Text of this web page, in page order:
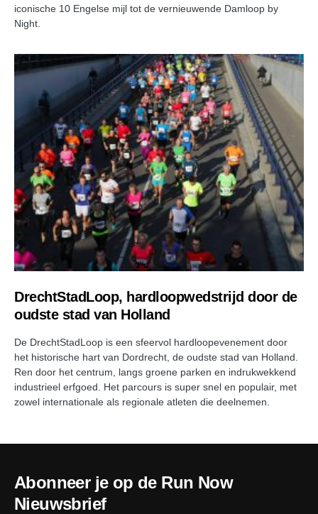
iconische 10 Engelse mijl tot de vernieuwende Damloop by
Night.
DrechtStadLoop, hardloopwedstrijd door de
oudste stad van Holland
De DrechtStadLoop is een sfeervol hardloopevenement door
het historische hart van Dordrecht, de oudste stad van Holland.
Ren door het centrum, langs groene parken en indrukwekkend
industrieel erfgoed. Het parcours is super snel en populair, met
zowel internationale als regionale atleten die deelnemen.
Abonneer je op de Run Now
Nieuwsbrief